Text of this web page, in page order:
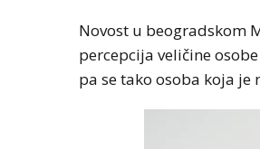
Novost u beogradskom
percepcija veličine
pa se tako osoba koja